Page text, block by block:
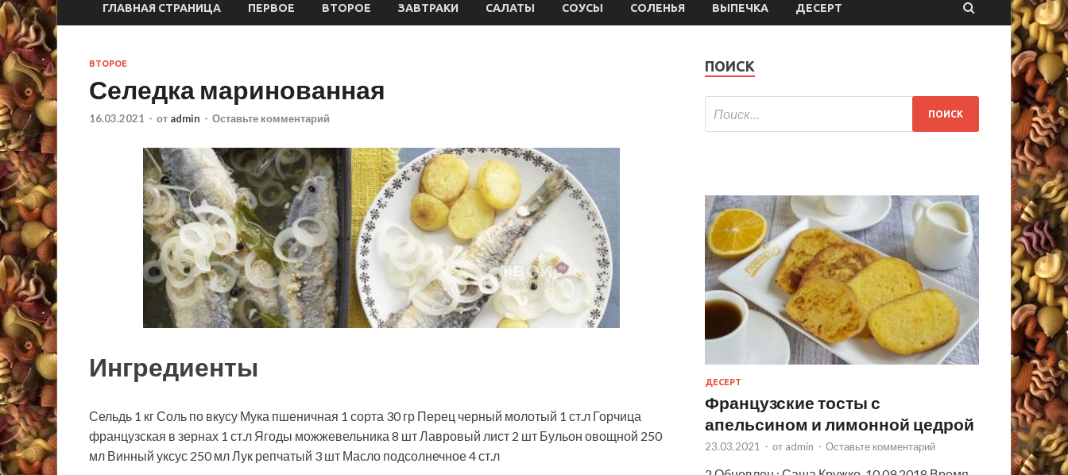
ГЛАВНАЯ СТРАНИЦА ПЕРВОЕ ВТОРОЕ ЗАВТРАКИ САЛАТЫ СОУСЫ СОЛЕНЬЯ ВЫПЕЧКА ДЕСЕРТ
ВТОРОЕ
Селедка маринованная
16.03.2021 - от admin - Оставьте комментарий
Ингредиенты
Сельдь 1 кгСоль по вкусу Мука пшеничная 1 сорта 30 гр Перец черный молотый 1 ст.л Горчица
французская в зернах 1 ст.л Ягоды можжевельника 8 штЛавровый лист 2 шт Бульон овощной 250
мл Винный уксус 250 млЛук репчатый 3 шт Масло подсолнечное4ст.л
ПОИСК
ДЕСЕРТ
Французские тосты с
апельсином и лимонной цедрой
23.03.2021 - от admin - Оставьте комментарий